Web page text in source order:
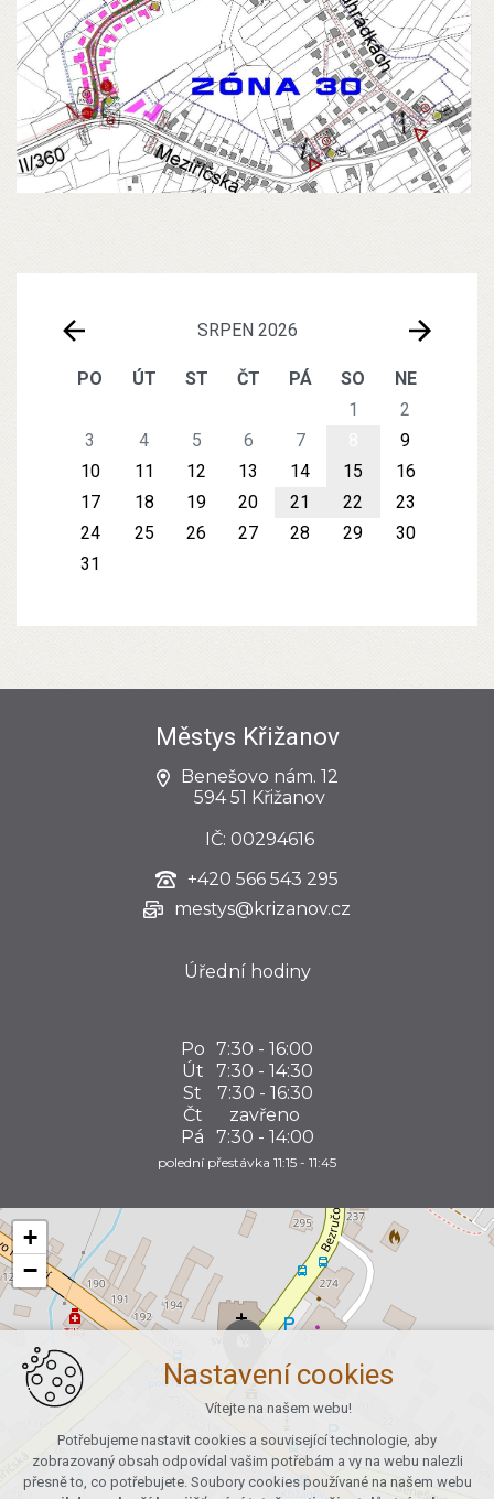
SRPEN 2026
PO ÚT ST ČT PÁ SO
NE
1
2
3
4 5 6 7
9
10
11 12 13 14 15
16
17
18 19 20 21 22
23
24
25 26 27 28 29
30
31
Městys Křižanov
Benešovo nám. 12
594 51 Křižanov
IČ: 00294616
+420 566 543 295
mestys@krizanov.cz
Úřední hodiny
Po 7:30 - 16:00
Út
7:30 - 14:30
St
7:30 - 16:30
Čt
zavřeno
Pá
7:30 - 14:00
polední přestávka 11:15 - 11:45
+
−
Nastavení cookies
Vítejte na našem webu!
Potřebujeme nastavit cookies a související technologie, aby
zobrazovaný obsah odpovídal vašim potřebám a vy na webu nalezli
přesně to, co potřebujete. Soubory cookies používané na našem webu